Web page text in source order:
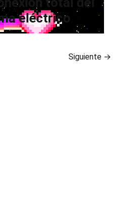
eléctrico
Siguiente →